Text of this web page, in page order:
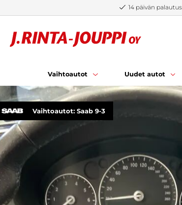
14 päivän
Vaihtoautot Uudet autot
Vaihtoautot: Saab 9-3